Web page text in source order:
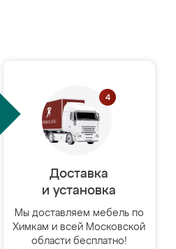
Доставка
и установка
Мы доставляем мебель по
Химкам и всей Московской
области бесплатно!